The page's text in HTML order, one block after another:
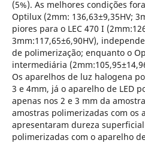
(5%). As melhores condições
Optilux (2mm: 136,63±9,35HV;
piores para o LEC 470 I
3mm:117,65±6,90HV),
de polimerização; enquanto o
intermediária
Os aparelhos de luz halogena
3 e 4mm, já o aparelho de LED
apenas nos 2 e 3 mm da
amostras polimerizadas com os
apresentaram dureza
polimerizadas com o aparelho